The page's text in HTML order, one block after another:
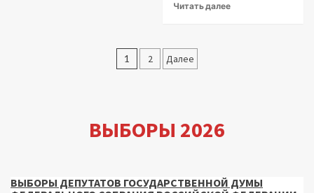
Читать далее
Пагинация
1 2 Далее
ВЫБОРЫ 2026
ВЫБОРЫ ДЕПУТАТОВ ГОСУДАРСТВЕННОЙ ДУМЫ